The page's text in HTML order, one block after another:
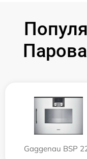
Gaggenau BSP